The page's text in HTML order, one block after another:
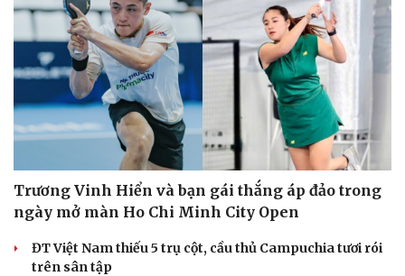
Trương Vinh Hiển và bạn gái thắng áp đảo trong
ngày mở màn Ho Chi Minh City Open
ĐT Việt Nam thiếu 5 trụ cột, cầu thủ Campuchia tươi rói
trên sân tập